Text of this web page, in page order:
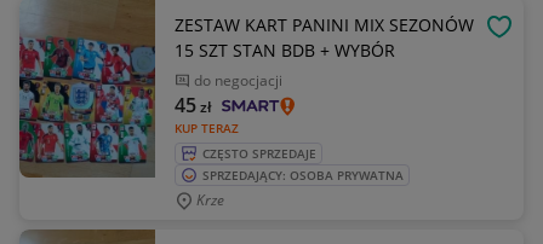
ZESTAW KART PANINI MIX SEZONÓW
15 SZT STAN BDB + WYBÓR
do negocjacji
KUP TERAZ
45zł
CZĘSTO SPRZEDAJE
SPRZEDAJĄCY: OSOBA PRYWATNA
Krze